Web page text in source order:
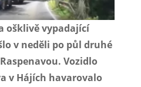
ošklivě vypadající
v neděli po půl druhé
Vozidlo
v Hájích havarovalo